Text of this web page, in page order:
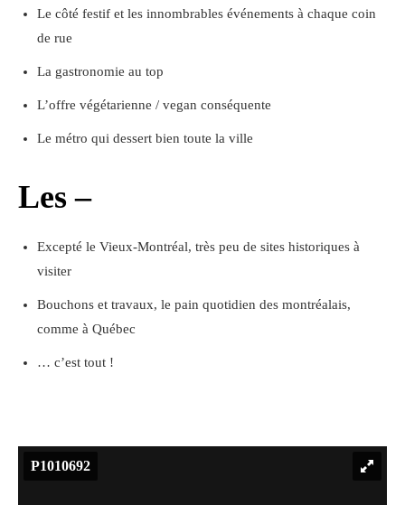
Le côté festif et les innombrables événements à chaque coin
de rue
La gastronomie au top
L’offre végétarienne / vegan conséquente
Le métro qui dessert bien toute la ville
Les –
Excepté le Vieux-Montréal, très peu de sites historiques à
visiter
Bouchons et travaux, le pain quotidien des montréalais,
comme à Québec
… c’est tout !
P1010692